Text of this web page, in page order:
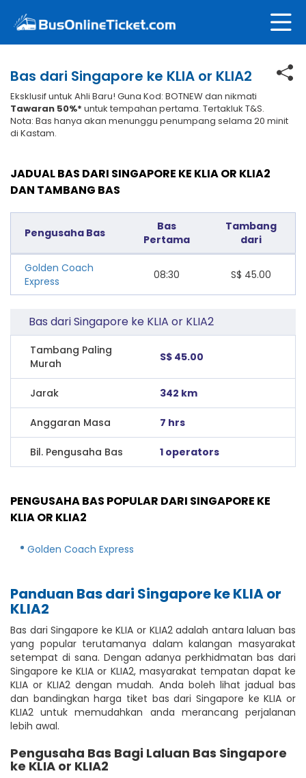
Bas dari Singapore ke KLIA or KLIA2
Eksklusif untuk Ahli Baru! Guna Kod: BOTNEW dan nikmati
Tawaran 50%* untuk tempahan pertama. Tertakluk T&S.
Nota: Bas hanya akan menunggu penumpang selama 20 minit
di Kastam.
JADUAL BAS DARI SINGAPORE KE KLIA OR KLIA2
DAN TAMBANG BAS
Pengusaha Bas
Bas
Pertama
Tambang
dari
Golden Coach
Express
08:30 S$ 45.00
Bas dari Singapore ke KLIA or KLIA2
Tambang Paling
Murah
S$ 45.00
Jarak 342 km
Anggaran Masa 7 hrs
Bil. Pengusaha Bas 1 operators
PENGUSAHA BAS POPULAR DARI SINGAPORE KE
KLIA OR KLIA2
Golden Coach Express
Panduan Bas dari Singapore ke KLIA or
KLIA2
Bas dari Singapore ke KLIA or KLIA2 adalah antara laluan bas
yang popular terutamanya dalam kalangan masyarakat
setempat di sana. Dengan adanya perkhidmatan bas dari
Singapore ke KLIA or KLIA2, masyarakat tempatan dapat ke
KLIA or KLIA2 dengan mudah. Anda boleh lihat jadual bas
dan bandingkan harga tiket bas dari Singapore ke KLIA or
KLIA2 untuk memudahkan anda merancang perjalanan
lebih awal.
Pengusaha Bas Bagi Laluan Bas Singapore
ke KLIA or KLIA2